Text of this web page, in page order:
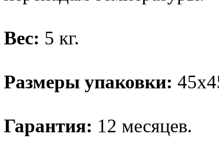
Вес: 5 кг.
Размеры упаковки:
Гарантия: 12 месяцев.